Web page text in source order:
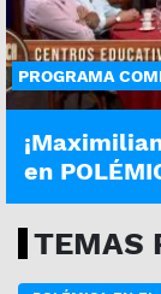
PROGRAMA
en
TEMAS